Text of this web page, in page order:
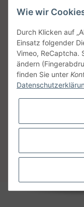
Unsere
Unsere Communities
* Alle
Wie wir
Durch Klicken auf
Einsatz folgender
Vimeo, ReCaptcha.
ändern
finden Sie unter